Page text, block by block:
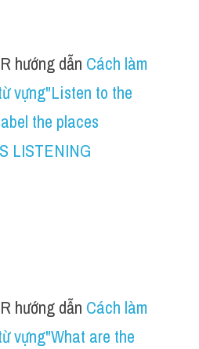
hướng dẫn Cách làm
vựng"Listen to the
the places
LISTENING
hướng dẫn Cách làm
vựng"What are the